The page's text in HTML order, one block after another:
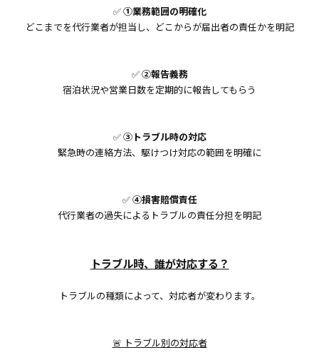
✅①業務範囲の明確化
どこまでを代行業者が担当し、どこからが届出者の責任かを明記
✅②報告義務
宿泊状況や営業日数を定期的に報告してもらう
✅③トラブル時の対応
緊急時の連絡方法、駆けつけ対応の範囲を明確に
✅④損害賠償責任
代行業者の過失によるトラブルの責任分担を明記
トラブル時、誰が対応する？
トラブルの種類によって、対応者が変わります。
🚨 トラブル別の対応者